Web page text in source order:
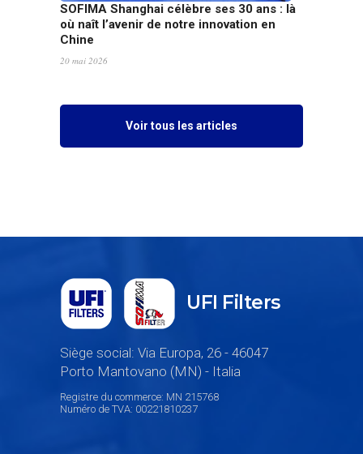
SOFIMA Shanghai célèbre ses 30 ans : là
où naît l’avenir de notre innovation en
Chine
20 mai 2026
Voir tous les articles
UFI Filters
Siège social: Via Europa, 26 - 46047
Porto Mantovano (MN) - Italia
Registre du commerce: MN 215768
Numéro de TVA: 00221810237